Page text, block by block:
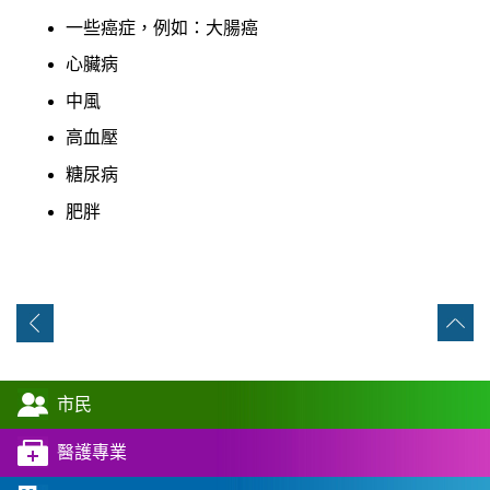
一些癌症，例如：大腸癌
心臟病
中風
高血壓
糖尿病
肥胖
市民
醫護專業